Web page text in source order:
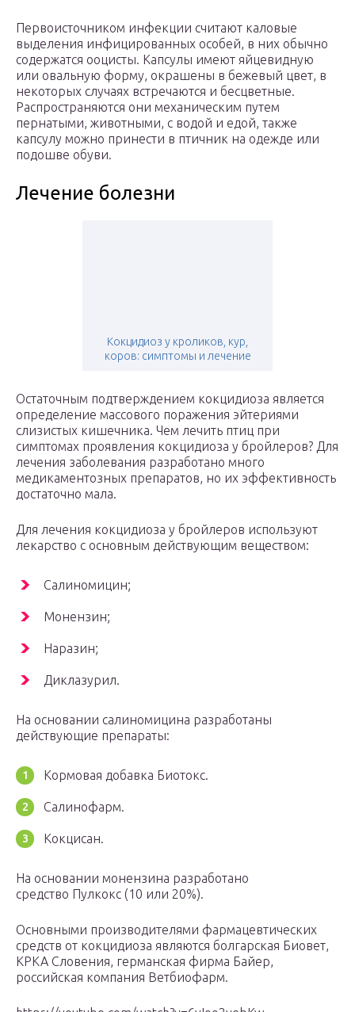
Первоисточником инфекции считают каловые
выделения инфицированных особей, в них обычно
содержатся ооцисты. Капсулы имеют яйцевидную
или овальную форму, окрашены в бежевый цвет, в
некоторых случаях встречаются и бесцветные.
Распространяются они механическим путем
пернатыми, животными, с водой и едой, также
капсулу можно принести в птичник на одежде или
подошве обуви.
Лечение болезни
Кокцидиоз у кроликов, кур,
коров: симптомы и лечение
Остаточным подтверждением кокцидиоза является
определение массового поражения эйтериями
слизистых кишечника. Чем лечить птиц при
симптомах проявления кокцидиоза у бройлеров? Для
лечения заболевания разработано много
медикаментозных препаратов, но их эффективность
достаточно мала.
Для лечения кокцидиоза у бройлеров используют
лекарство с основным действующим веществом:
Салиномицин;
Монензин;
Наразин;
Диклазурил.
На основании салиномицина разработаны
действующие препараты:
Кормовая добавка Биотокс.
Салинофарм.
Кокцисан.
На основании монензина разработано
средство Пулкокс (10 или 20%).
Основными производителями фармацевтических
средств от кокцидиоза являются болгарская Биовет,
КРКА Словения, германская фирма Байер,
российская компания Ветбиофарм.